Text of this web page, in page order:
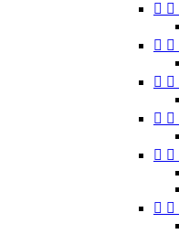
 
 
 
 
 
 